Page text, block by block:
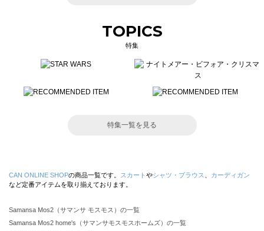
TOPICS
特集
特集一覧を見る
CAN ONLINE SHOPの商品一覧です。 スカート やシャツ・ブラウス
カーディガン
など定番アイテムを取り揃えております。
Samansa Mos2（サマンサ モスモス）の一覧
Samansa Mos2 home's（サマンサモスモスホームズ）の一覧